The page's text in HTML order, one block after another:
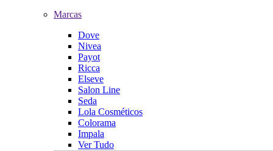
Marcas
Dove
Nivea
Payot
Ricca
Elseve
Salon Line
Seda
Lola Cosméticos
Colorama
Impala
Ver Tudo